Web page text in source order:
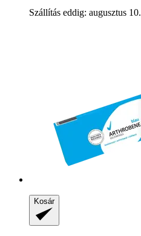
Szállítás eddig: augusztus 10.
Kosár